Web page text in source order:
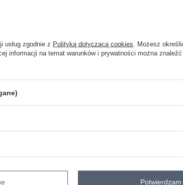
sposób prania : pranie w pralce w 30°C
usług zgodnie z Polityką dotyczącą cookies . Możesz
informacji na temat warunków i prywatności można